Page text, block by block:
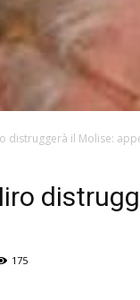
distruggerà il Molise:
175